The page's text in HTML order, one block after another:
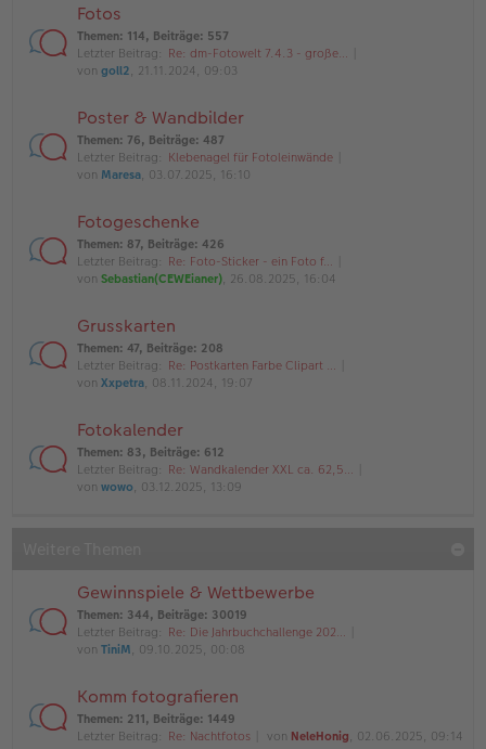
Fotos
Themen: 114, Beiträge: 557
Letzter Beitrag: Re: dm-Fotowelt 7.4.3 - große…
von goll2, 21.11.2024, 09:03
Poster & Wandbilder
Themen: 76, Beiträge: 487
Letzter Beitrag: Klebenagel für Fotoleinwände
von Maresa, 03.07.2025, 16:10
Fotogeschenke
Themen: 87, Beiträge: 426
Letzter Beitrag: Re: Foto-Sticker - ein Foto f…
von Sebastian(CEWEianer), 26.08.2025, 16:04
Grusskarten
Themen: 47, Beiträge: 208
Letzter Beitrag: Re: Postkarten Farbe Clipart …
von Xxpetra, 08.11.2024, 19:07
Fotokalender
Themen: 83, Beiträge: 612
Letzter Beitrag: Re: Wandkalender XXL ca. 62,5…
von wowo, 03.12.2025, 13:09
Gewinnspiele & Wettbewerbe
Themen: 344, Beiträge: 30019
Letzter Beitrag: Re: Die Jahrbuchchallenge 202…
von TiniM, 09.10.2025, 00:08
Komm fotografieren
Themen: 211, Beiträge: 1449
Letzter Beitrag: Re: Nachtfotos von NeleHonig, 02.06.2025, 09:14